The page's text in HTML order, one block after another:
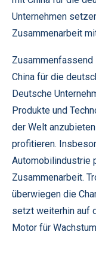
Unternehmen
Zusammenarbeit
China für die
Deutsche
Produkte und
der Welt
profitieren.
Automobilindustrie
Zusammenarbeit.
überwiegen die
setzt weiterhin auf
Motor für